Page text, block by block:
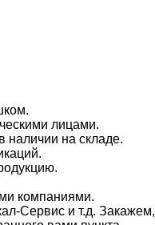
лицами.
наличии на складе.
компаниями.
Сервис и т.д. Закажем,